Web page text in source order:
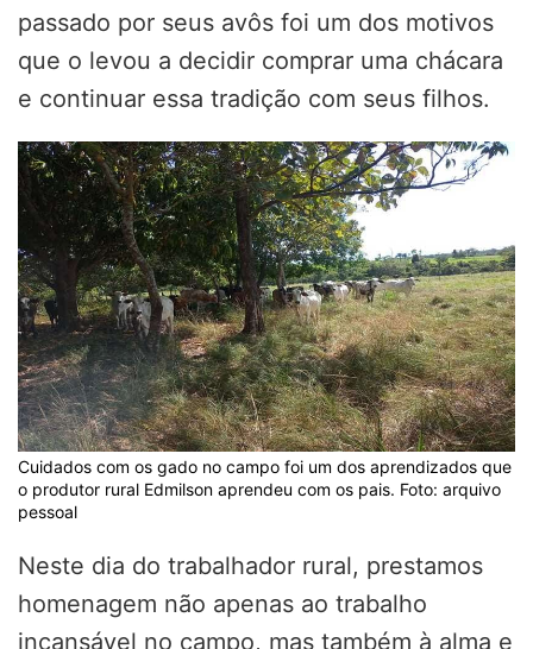
passado por seus avôs foi um dos motivos
que o levou a decidir comprar uma chácara
e continuar essa tradição com seus filhos.
Cuidados com os gado no campo foi um dos aprendizados que
o produtor rural Edmilson aprendeu com os pais. Foto: arquivo
pessoal
Neste dia do trabalhador rural, prestamos
homenagem não apenas ao trabalho
incansável no campo, mas também à alma e